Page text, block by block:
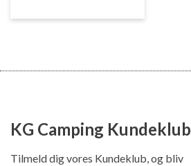
KG Camping Kundeklub
Tilmeld dig vores Kundeklub, og bliv